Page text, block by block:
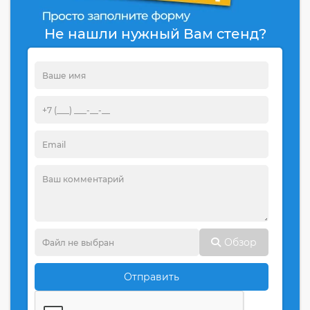
Не нашли нужный Вам стенд?
Обзор
Отправить